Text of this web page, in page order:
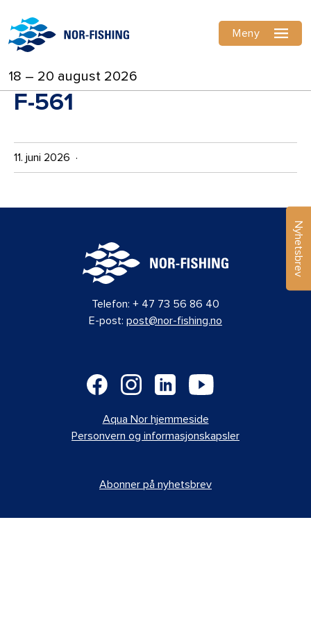
18 – 20 august 2026
Meny
F-561
11. juni 2026 ·
Nyhetsbrev
Telefon: + 47 73 56 86 40
E-post: post@nor-fishing.no
Aqua Nor hjemmeside
Personvern og informasjonskapsler
Abonner på nyhetsbrev